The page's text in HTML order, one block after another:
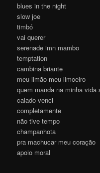
blues in the night
slow joe
timbó
vai querer
serenade imn mambo
temptation
cambina briante
meu limão meu limoeiro
quem manda na minha vida
calado venci
completamente
não tive tempo
champanhota
pra machucar meu coração
apoio moral